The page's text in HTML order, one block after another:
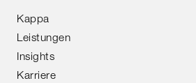
Kappa
Leistungen
Insights
Karriere